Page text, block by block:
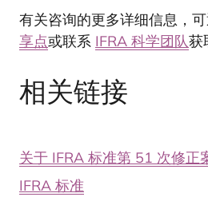
有关咨询的更多详细信息，
享点或联系 IFRA 科学团队获
相关链接
关于 IFRA 标准第 51 次修正
IFRA 标准